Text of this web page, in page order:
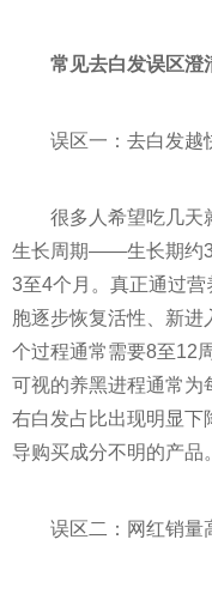
常见去白发误区澄
误区一：去白发越
很多人希望吃几天
生长周期——生长期约3
3至4个月。真正通过
胞逐步恢复活性、新
个过程通常需要8至12
可视的养黑进程通常为
右白发占比出现明显下
导购买成分不明的产品。
误区二：网红销量